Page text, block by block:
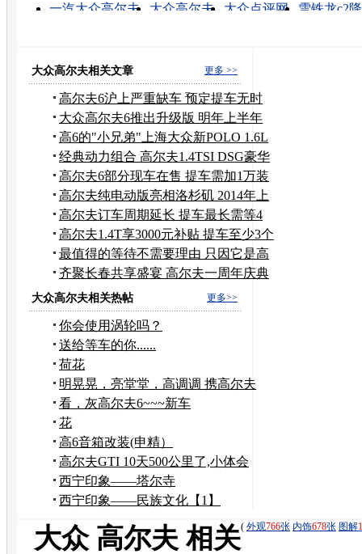
一汽大众高尔夫 大众高尔夫 大众点评网
雪铁龙c2
更多 >>
大众高尔夫相关文章
高尔夫6沪上严重缺车 预定提车无时
限
大众高尔夫6推出升级版 明年上半年
量产
高6的"小兄弟"上海大众新POLO 1.6L
图解
经典动力组合 高尔夫1.4TSI DSG豪华
型
高尔夫6部分现车在售 提车需加1万装
潢
高尔夫纯电动版亮相洛杉矶 2014年上
市
高尔夫订车周期延长 提车最长需等4
个月
高尔夫1.4T享3000元补贴 提车至少3个
月
最值得的等待不需要理由 只因它是高
尔夫
齐聚长春共享盛宴 高尔夫一周年庆典
侧记
更多>>
大众高尔夫相关热帖
你会使用涡轮吗？
送给等车的你......
荷花
明晃晃，亮堂堂，高调调 携高尔夫
1.4t报到来啦
看，灰高尔夫6~~~新车
花
高6音箱改装(申精）
高尔夫GTI 10天500公里了,小体会
西宁印象——塔尔寺
西宁印象——民族文化【1】
( 外观766张 内饰678张 图解
大众 高尔夫 相关